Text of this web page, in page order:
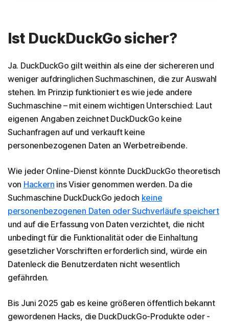
Ist DuckDuckGo sicher?
Ja. DuckDuckGo gilt weithin als eine der sichereren und
weniger aufdringlichen Suchmaschinen, die zur Auswahl
stehen. Im Prinzip funktioniert es wie jede andere
Suchmaschine – mit einem wichtigen Unterschied: Laut
eigenen Angaben zeichnet DuckDuckGo keine
Suchanfragen auf und verkauft keine
personenbezogenen Daten an Werbetreibende.
Wie jeder Online-Dienst könnte DuckDuckGo theoretisch
von Hackern ins Visier genommen werden. Da die
Suchmaschine DuckDuckGo jedoch keine
personenbezogenen Daten oder Suchverläufe speichert
und auf die Erfassung von Daten verzichtet, die nicht
unbedingt für die Funktionalität oder die Einhaltung
gesetzlicher Vorschriften erforderlich sind, würde ein
Datenleck die Benutzerdaten nicht wesentlich
gefährden.
Bis Juni 2025 gab es keine größeren öffentlich bekannt
gewordenen Hacks, die DuckDuckGo-Produkte oder -